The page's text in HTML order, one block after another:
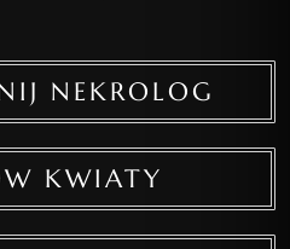
NEKROLOG
KWIATY